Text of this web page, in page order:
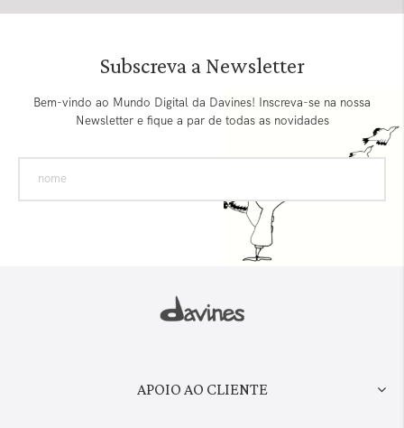
Subscreva a Newsletter
Bem-vindo ao Mundo Digital da Davines! Inscreva-se na nossa
Newsletter e fique a par de todas as novidades
APOIO AO CLIENTE